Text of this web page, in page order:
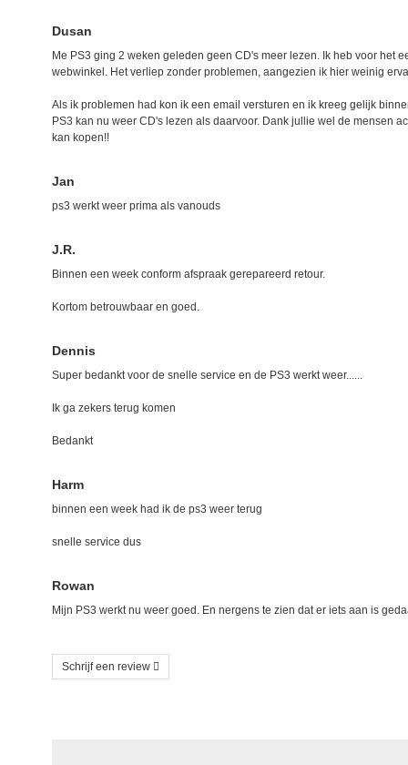
Dusan
Me PS3 ging 2 weken geleden geen CD's meer lezen. Ik heb voor het
webwinkel. Het verliep zonder problemen, aangezien ik hier weinig
Als ik problemen had kon ik een email versturen en ik kreeg gelijk
PS3 kan nu weer CD's lezen als daarvoor. Dank jullie wel de mensen
kan kopen!!
Jan
ps3 werkt weer prima als vanouds
J.R.
Binnen een week conform afspraak gerepareerd retour.
Kortom betrouwbaar en goed.
Dennis
Super bedankt voor de snelle service en de PS3 werkt weer......
Ik ga zekers terug komen
Bedankt
Harm
binnen een week had ik de ps3 weer terug
snelle service dus
Rowan
Mijn PS3 werkt nu weer goed. En nergens te zien dat er iets aan is
Schrijf een review